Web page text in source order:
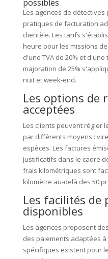
possibles
Les agences de
pratiques de facturation
clientèle. Les tarifs
heure pour les missions
d'une TVA de 20% et d'une
majoration de 25%
nuit et week-end.
Les options de
acceptées
Les clients peuvent régler
par différents moyens :
espèces. Les factures
justificatifs dans le cadre
frais kilométriques sont
kilomètre au-delà des 50
Les facilités de
disponibles
Les agences proposent
des paiements adaptées
spécifiques existent pour